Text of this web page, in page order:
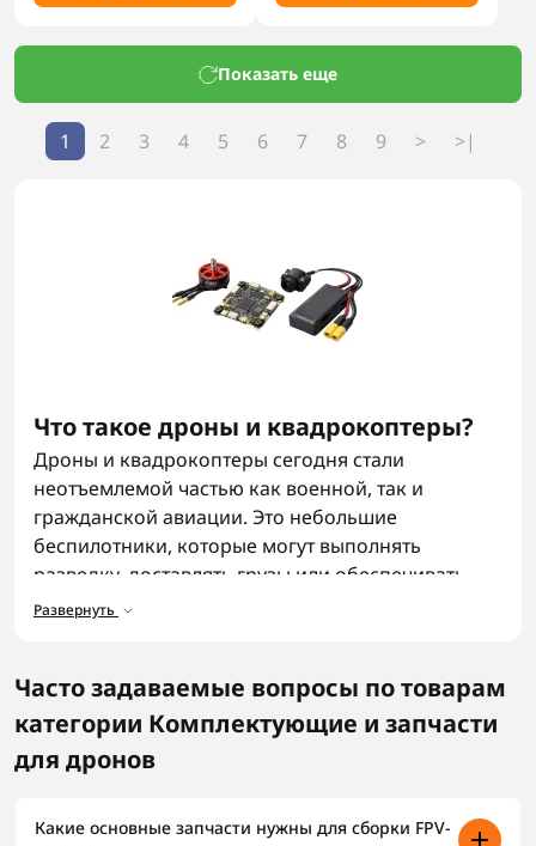
Показать еще
1 2 3 4 5 6 7 8 9 > >|
Что такое дроны и квадрокоптеры?
Дроны и квадрокоптеры сегодня стали
неотъемлемой частью как военной, так и
гражданской авиации. Это небольшие
беспилотники, которые могут выполнять
разведку, доставлять грузы или обеспечивать
видеосвязь в режиме реального времени. Для
Какие бывают основные
комплектующие для дронов?
Базовые запчасти для fpv дрона делятся на:
Раму — каркас, на котором держится вся
Развернуть
Часто задаваемые вопросы по товарам
категории Комплектующие и запчасти
для дронов
Какие основные запчасти нужны для сборки FPV-